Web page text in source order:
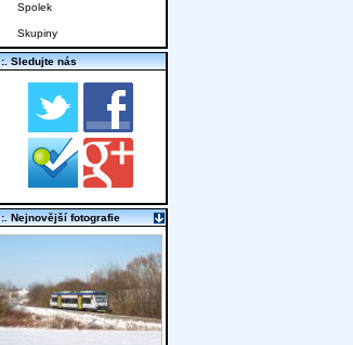
Spolek
Skupiny
:. Sledujte nás
:. Nejnovější fotografie